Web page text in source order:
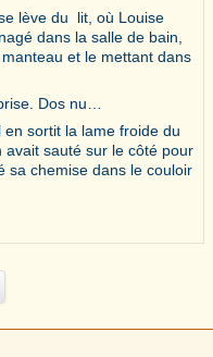
lève du lit, où Louise
dans la salle de bain,
et le mettant dans
Dos nu…
sortit la lame froide du
avait sauté sur le côté pour
sa chemise dans le couloir